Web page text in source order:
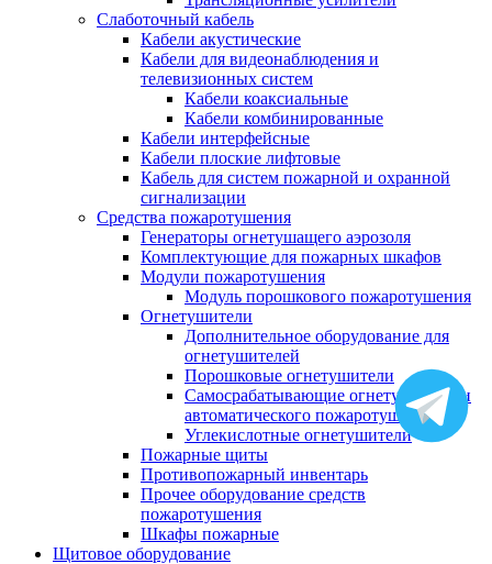
Слаботочный кабель
Кабели акустические
Кабели для видеонаблюдения и
телевизионных систем
Кабели коаксиальные
Кабели комбинированные
Кабели интерфейсные
Кабели плоские лифтовые
Кабель для систем пожарной и охранной
сигнализации
Средства пожаротушения
Генераторы огнетушащего аэрозоля
Комплектующие для пожарных шкафов
Модули пожаротушения
Модуль порошкового пожаротушения
Огнетушители
Дополнительное оборудование для
огнетушителей
Порошковые огнетушители
Самосрабатывающие огнетушители и
автоматического пожаротушения
Углекислотные огнетушители
Пожарные щиты
Противопожарный инвентарь
Прочее оборудование средств
пожаротушения
Шкафы пожарные
Щитовое оборудование